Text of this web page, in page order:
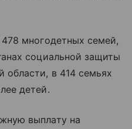
многодетных семей,
социальной защиты
области, в 414 семьях
детей.
выплату на